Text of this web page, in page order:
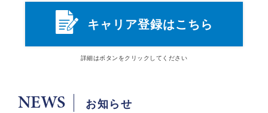
キャリア登録はこちら
詳細はボタン をクリックしてください
NEWS お知らせ